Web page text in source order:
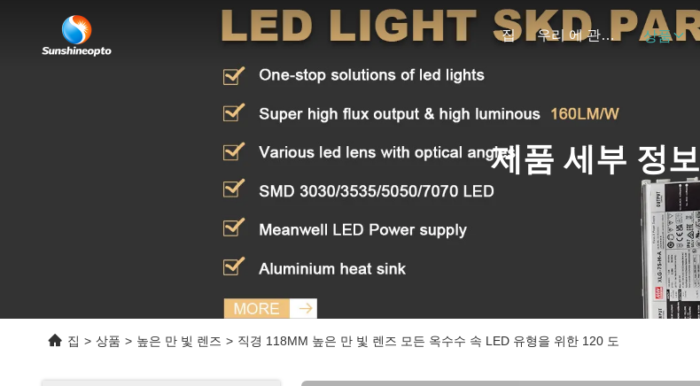
집 우리 에 관한 것 상품
제품 세부 정보
집 > 상품 > 높은 만 빛 렌즈 > 직경 118MM 높은 만 빛 렌즈 모든 옥수수 속 LED 유형을 위한 120 도